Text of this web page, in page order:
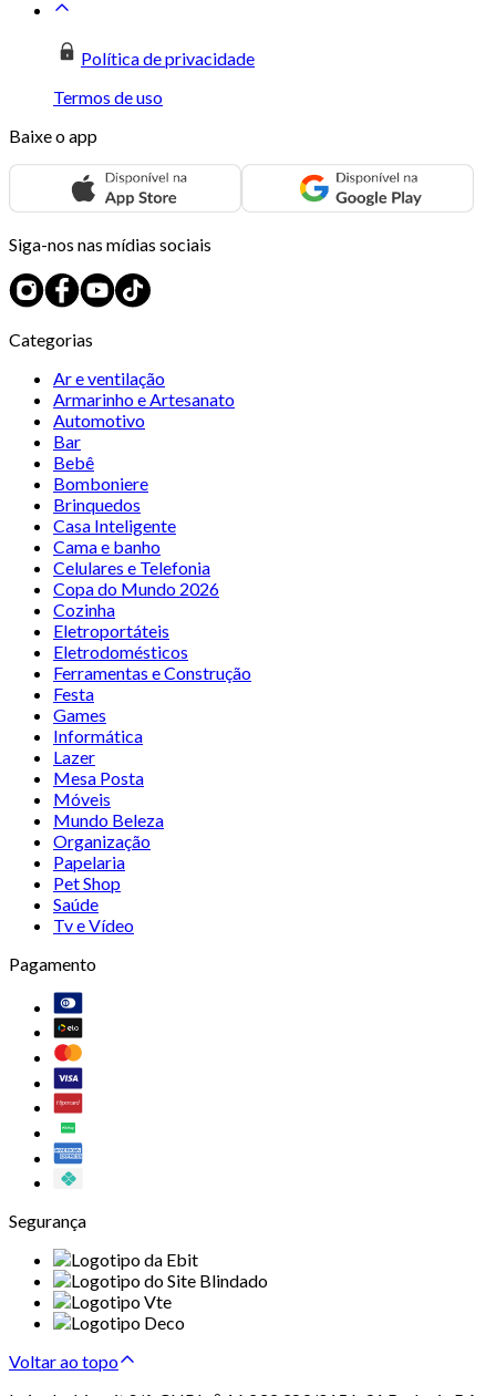
Política de privacidade
Termos de uso
Baixe o app
Siga-nos nas mídias sociais
Categorias
Ar e ventilação
Armarinho e Artesanato
Automotivo
Bar
Bebê
Bomboniere
Brinquedos
Casa Inteligente
Cama e banho
Celulares e Telefonia
Copa do Mundo 2026
Cozinha
Eletroportáteis
Eletrodomésticos
Ferramentas e Construção
Festa
Games
Informática
Lazer
Mesa Posta
Móveis
Mundo Beleza
Organização
Papelaria
Pet Shop
Saúde
Tv e Vídeo
Pagamento
Segurança
Voltar ao topo